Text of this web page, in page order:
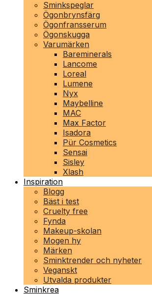
Sminkspeglar
Ögonbrynsfärg
Ögonfransserum
Ögonskugga
Varumärken
Bareminerals
Lancome
Loreal
Lumene
Nyx
Maybelline
MAC
Max Factor
Isadora
Pür Cosmetics
Sensai
Sisley
Xlash
Inspiration
Blogg
Bäst i test
Cruelty free
Fynda
Makeup-skolan
Mogen hy
Märken
Sminktrender och nyheter
Veganskt
Utvalda produkter
Sminkrea